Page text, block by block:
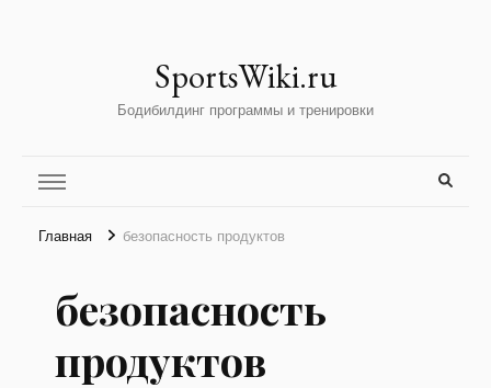
SportsWiki.ru
Бодибилдинг программы и тренировки
Главная безопасность продуктов
безопасность
продуктов